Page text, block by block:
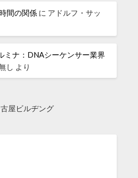
間の関係 に アドルフ・サッ
ミナ：DNAシーケンサー業界
し より
屋ビルヂング